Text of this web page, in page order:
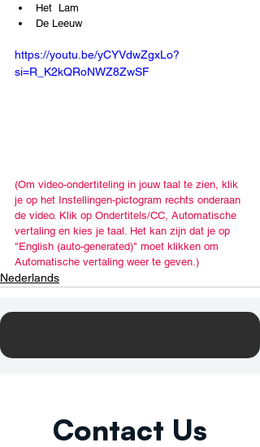
Het  Lam
De Leeuw
https://youtu.be/yCYVdwZgxLo?
si=R_K2kQRoNWZ8ZwSF
(Om video-ondertiteling in jouw taal te zien, klik
je op het Instellingen-pictogram rechts onderaan
de video. Klik op Ondertitels/CC, Automatische
vertaling en kies je taal. Het kan zijn dat je op
"English (auto-generated)" moet klikken om
Automatische vertaling weer te geven.)
Nederlands
Contact Us